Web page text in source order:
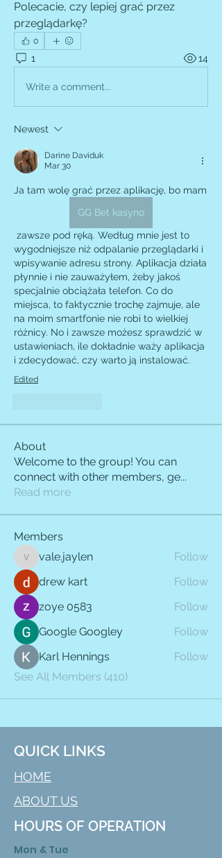
Polecacie, czy lepiej grać przez
przeglądarkę?
0
1 14
Write a comment...
Newest
Darine Daviduk
Mar 30
GG Bet kasyno
wygodniejsze niż odpalanie przeglądarki i
wpisywanie adresu strony. Aplikacja działa
płynnie i nie zauważyłem, żeby jakoś
specjalnie obciążała telefon. Co do
miejsca, to faktycznie trochę zajmuje, ale
na moim smartfonie nie robi to wielkiej
różnicy. No i zawsze możesz sprawdzić w
ustawieniach, ile dokładnie waży aplikacja
i zdecydować, czy warto ją instalować.
Edited
About
Welcome to the group! You can
connect with other members, ge...
Read more
Members
vale.jaylen
vale.jaylen
Follow
drew kart
Follow
zoye 0583
Follow
Google Googley
Follow
Karl Hennings
Follow
See All Members (410)
QUICK LINKS
HOME
ABOUT US
HOURS OF OPERATION
Mon & Tue